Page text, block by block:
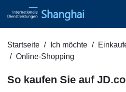
Startseite Ich möchte
Online-Shopping
So kaufen Sie auf